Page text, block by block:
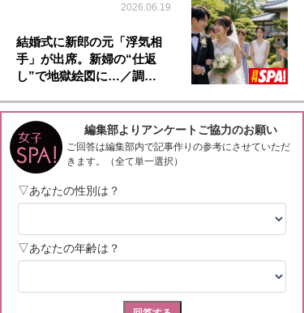
2026.06.19
結婚式に新郎の元「浮気相
手」が出席。新婦の“仕返
し”で地獄絵図に…／調…